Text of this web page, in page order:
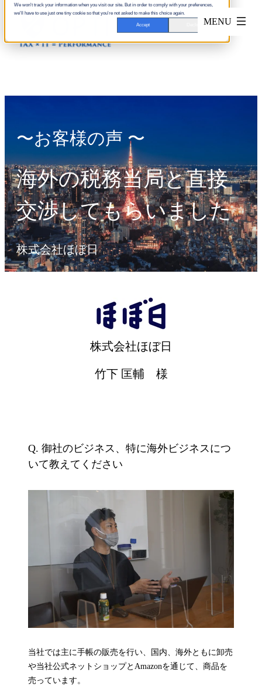
We won't track your information when you visit our site. But in order to comply with your preferences,
we'll have to use just one tiny cookie so that you're not asked to make this choice again.
Accept
〜お客様の声 〜
海外の税務当局と直接
交渉してもらいました
株式会社ほぼ日
株式会社ほぼ日
竹下 匡輔 様
Q. 御社のビジネス、特に海外ビジネスにつ
いて教えてください
当社では主に手帳の販売を行い、国内、海外ともに卸売
や当社公式ネットショップとAmazonを通じて、商品を
売っています。